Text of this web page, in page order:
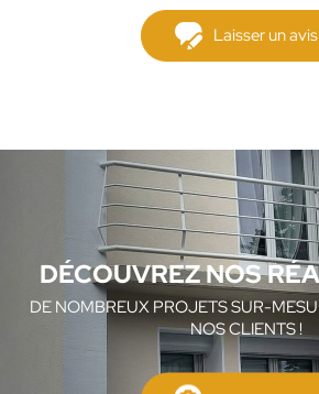
Laisser un avis
DÉCOUVREZ NOS
DE NOMBREUX PROJETS SUR-
NOS CLIENTS !